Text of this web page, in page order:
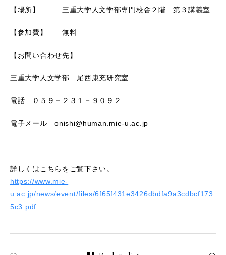
【場所】 三重大学人文学部専門校舎２階 第３講義室
【参加費】 無料
【お問い合わせ先】
三重大学人文学部 尾西康充研究室
電話 ０５９－２３１－９０９２
電子メール onishi@human.mie-u.ac.jp
詳しくはこちらをご覧下さい。
https://www.mie-
u.ac.jp/news/event/files/6f65f431e3426dbdfa9a3cdbcf173
5c3.pdf